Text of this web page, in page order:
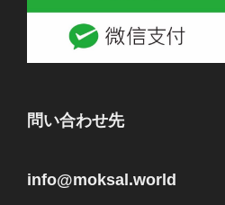
問い合わせ先
info@moksal.world